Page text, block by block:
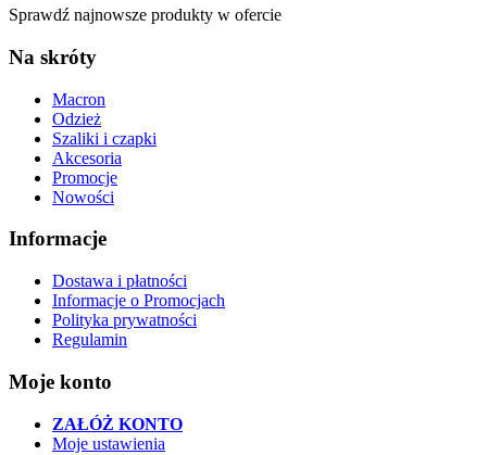
Sprawdź najnowsze produkty w ofercie
Na skróty
Macron
Odzież
Szaliki i czapki
Akcesoria
Promocje
Nowości
Informacje
Dostawa i płatności
Informacje o Promocjach
Polityka prywatności
Regulamin
Moje konto
ZAŁÓŻ KONTO
Moje ustawienia